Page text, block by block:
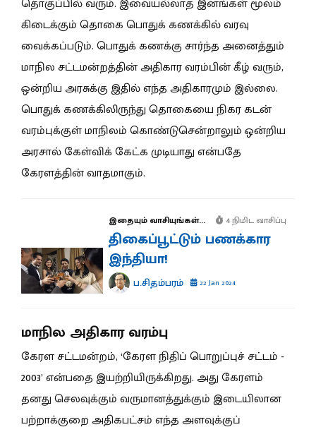
கிடைக்கும் தொகை பொதுக் கணக்கில் வரவு
வைக்கப்படும். பொதுக் கணக்கு சார்ந்த அனைத்தும்
மாநில சட்டமன்றத்தின் அதிகார வரம்பின் கீழ் வரும்,
ஒன்றிய அரசுக்கு இதில் எந்த அதிகாரமும் இல்லை.
பொதுக் கணக்கிலிருந்து தொகையை நிகர கடன்
வரம்புக்குள் மாநிலம் கொண்டுசென்றாலும் ஒன்றிய
அரசால் கேள்விக் கேட்க முடியாது என்பதே
கேரளத்தின் வாதமாகும்.
இதையும் வாசியுங்கள்... 4 நிமிட வாசிப்பு
திகைப்பூட்டும் பணக்கார
இந்தியா!
ப.சிதம்பரம் 22 Jan 2024
மாநில அதிகார வரம்பு
கேரள சட்டமன்றம், ‘கேரள நிதிப் பொறுப்புச் சட்டம் -
2003’ என்பதை இயற்றியிருக்கிறது. அது கேரளம்
தனது செலவுக்கும் வருமானத்துக்கும் இடையிலான
பற்றாக்குறை அதிகபட்சம் எந்த அளவுக்குப்